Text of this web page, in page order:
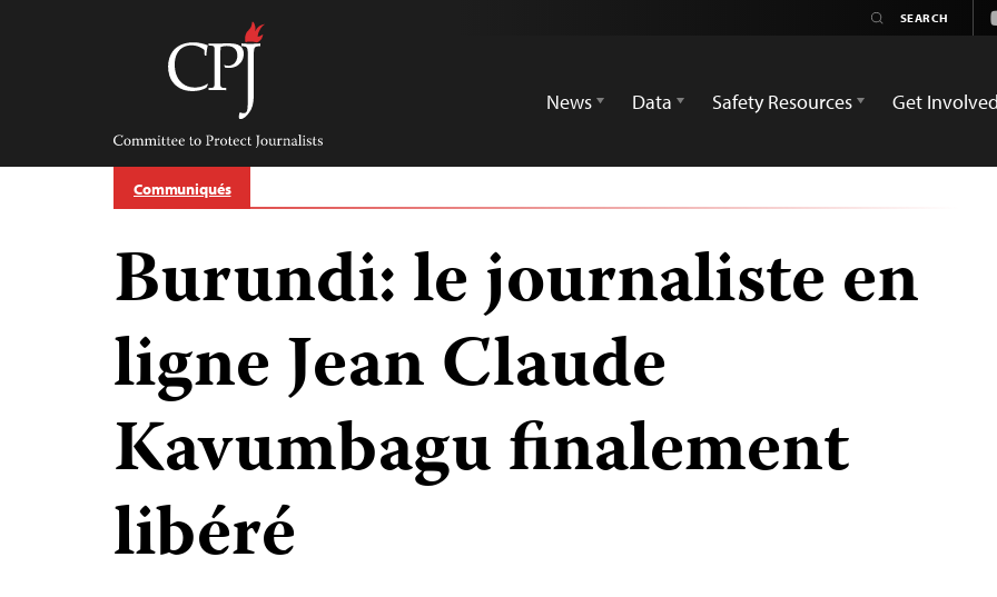
Committee
Protect
Journalists
News
Data Safety Resources Get Involved
Communiqués
Burundi: le journaliste en
ligne Jean Claude
Kavumbagu finalement
libéré